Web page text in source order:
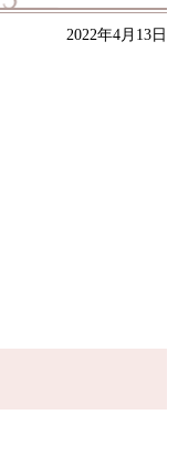
2022年4月13日